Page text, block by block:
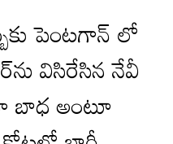
పెంటగాన్ లో
విసిరేసిన నేవీ
బాధ అంటూ